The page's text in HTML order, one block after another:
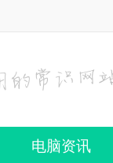
电脑资讯